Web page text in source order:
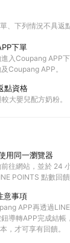
下列情況不具返
下單
入Coupang APP
Coupang APP。
點資格
大嬰兒配方奶粉。
用同一瀏覽器
往網站，並於 24
POINTS 點數回饋
意事項
APP再透過
導轉APP完成結
，才可享有回饋。